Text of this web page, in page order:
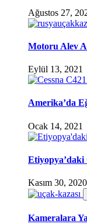
Ağustos 27,
Motoru Alev
Eylül 13, 2021
Amerika’da
Ocak 14, 2021
Etiyopya’daki
Kasım 30, 2020
Kameralara